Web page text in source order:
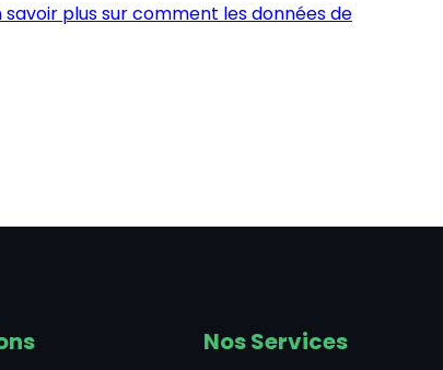
savoir plus sur comment les données de
Nos Services